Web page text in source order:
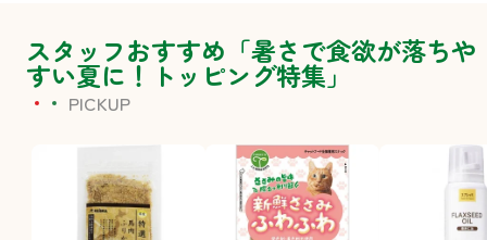
スタッフおすすめ「暑さで食欲が落ちや
すい夏に！トッピング特集」
PICKUP